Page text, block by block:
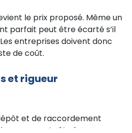
le prix proposé. Même un
parfait peut être écarté s’il
entreprises doivent donc
de coût.
et rigueur
et de raccordement
en amont : études,